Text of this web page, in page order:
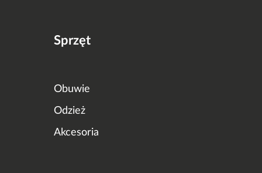
Sprzęt
Obuwie
Odzież
Akcesoria